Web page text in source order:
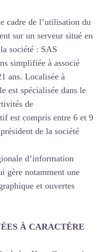
cadre de l’utilisation du
sur un serveur situé en
société : SAS
simplifiée à associé
ans. Localisée à
est spécialisée dans le
de
est compris entre 6 et 9
de la société
d’information
gère notamment une
et ouvertes
À CARACTÈRE